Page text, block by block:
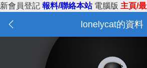
新會員登記 報料/聯絡本站 電腦版 主頁/
lonelycat的資料